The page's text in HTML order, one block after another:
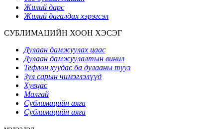
Жилий дарс
Жилий дагалдах хэрэгсэл
СУБЛИМАЦИЙН ХООН ХЭСЭГ
Дулаан дамжуулах цаас
Дулаан дамжуулалтын винил
Тефлон хуудас ба дулааны тууз
Зул сарын чимэглэлүүд
Хувцас
Малгай
Сублимацийн аяга
Сублимацийн аяга